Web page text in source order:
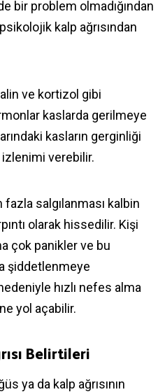
bir problem olmadığından
kalp ağrısından
ve kortizol gibi
kaslarda gerilmeye
kasların gerginliği
izlenimi verebilir.
salgılanması kalbin
olarak hissedilir. Kişi
çok panikler ve bu
şiddetlenmeye
hızlı nefes alma
yol açabilir.
Belirtileri
ya da kalp ağrısının